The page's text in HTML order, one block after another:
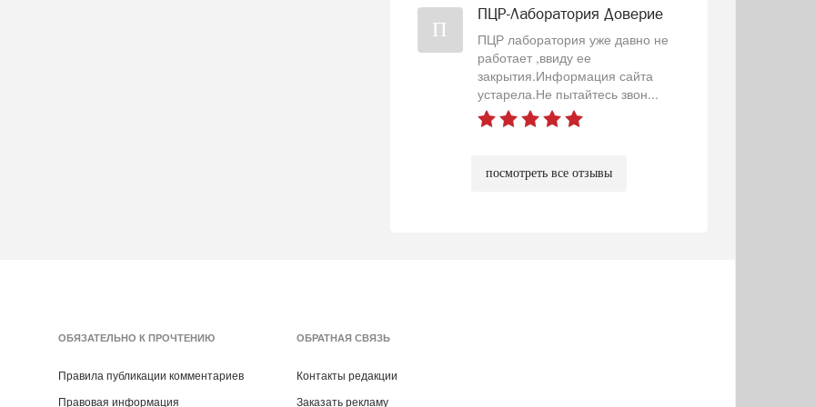
П
ПЦР-Лаборатория Доверие
ПЦР лаборатория уже давно не
работает ,ввиду ее
закрытия.Информация сайта
устарела.Не пытайтесь звон...
посмотреть все отзывы
ОБЯЗАТЕЛЬНО К ПРОЧТЕНИЮ
Правила публикации комментариев
Правовая информация
ОБРАТНАЯ СВЯЗЬ
Контакты редакции
Заказать рекламу